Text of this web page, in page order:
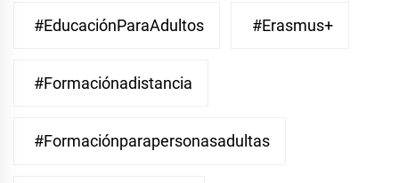
#EducaciónParaAdultos #Erasmus+
#Formaciónadistancia
#Formaciónparapersonasadultas